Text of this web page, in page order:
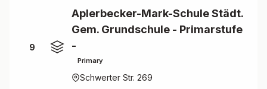
9
Aplerbecker-Mark-Schule Städt.
Gem. Grundschule - Primarstufe
-
Primary
Schwerter Str. 269